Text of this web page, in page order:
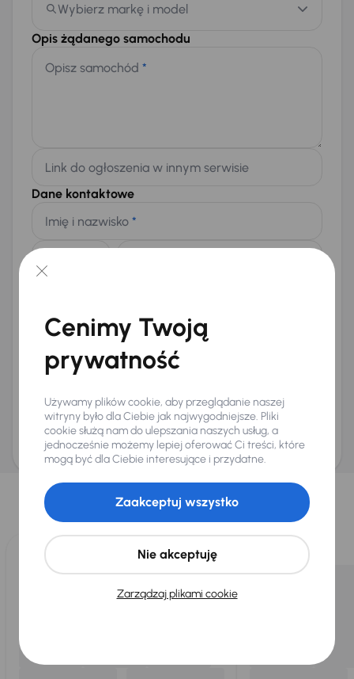
Wybierz markę i model
Opis żądanego samochodu
Opisz samochód *
Link do ogłoszenia w innym serwisie
Dane kontaktowe
Imię i nazwisko *
Chcę otrzymywać informacje o ofertach rabatowych
Na e-mail(opcjonalnie)
Na numer telefonu(opcjonalnie)
Zwracamy uwagę, że umówienie spotkania nie jest równoznaczne z rezerwacją
ani zagwarantowaną dostępnością pojazdu. AURES Holdings a.s., z siedzibą
Dopraváků 874/15, Čimice, 184 00 Praga 8, będzie przechowywać i przetwarzać
Twoje dane osobowe zgodnie z zasadami ochrony i przetwarzania
danych
osobowych.
Wybraliśmy dla Ciebie
Wybieramy dla Ciebie najlepsze pojazdy
z naszej oferty. Kupimy
dla Ciebiedo 400 pojazdówkażdego dnia.
Cenimy Twoją
prywatność
Używamy plików cookie, aby przeglądanie naszej
witryny było dla Ciebie jak najwygodniejsze. Pliki
cookie służą nam do ulepszania naszych usług, a
jednocześnie możemy lepiej oferować Ci treści, które
mogą być dla Ciebie interesujące i przydatne.
Zarządzaj plikami cookie
Nie akceptuję
Zaakceptuj wszystko